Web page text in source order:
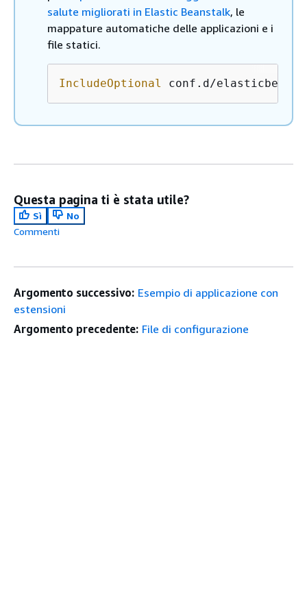
salute migliorati in Elastic Beanstalk, le
mappature automatiche delle applicazioni e i
file statici.
IncludeOptional conf.d/
Questa pagina ti è stata utile?
Sì
No
Commenti
Argomento successivo: Esempio di applicazione con
estensioni
Argomento precedente: File di configurazione